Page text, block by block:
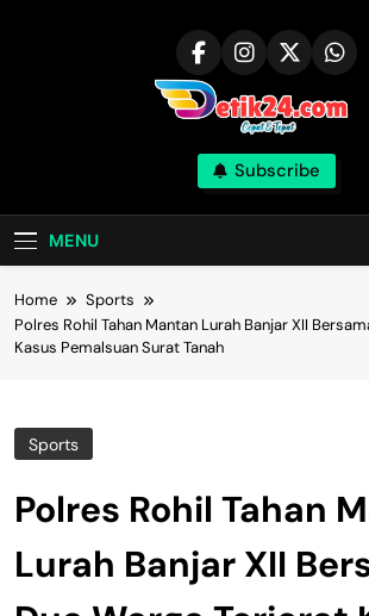
Subscribe
MENU
Home
Sports
Polres Rohil Tahan Mantan Lurah Banjar XII
Kasus Pemalsuan Surat Tanah
Sports
Polres Rohil Tahan
Lurah Banjar XII